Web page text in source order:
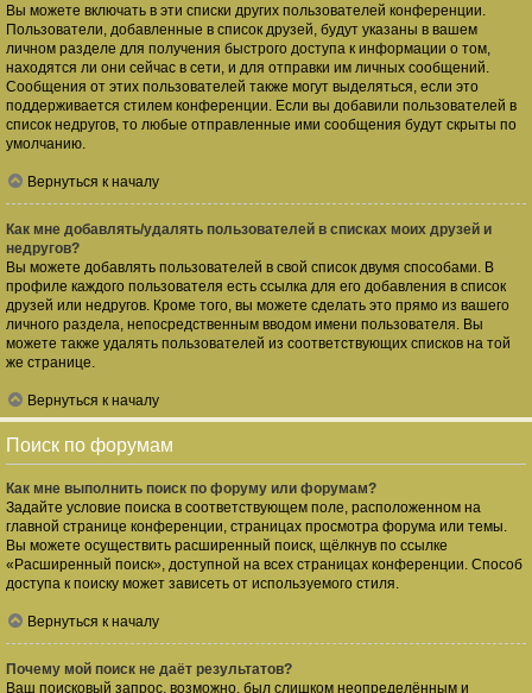
Вы можете включать в эти списки других пользователей конференции.
Пользователи, добавленные в список друзей, будут указаны в вашем
личном разделе для получения быстрого доступа к информации о том,
находятся ли они сейчас в сети, и для отправки им личных сообщений.
Сообщения от этих пользователей также могут выделяться, если это
поддерживается стилем конференции. Если вы добавили пользователей в
список недругов, то любые отправленные ими сообщения будут скрыты по
умолчанию.
Вернуться к началу
Как мне добавлять/удалять пользователей в списках моих друзей и
недругов?
Вы можете добавлять пользователей в свой список двумя способами. В
профиле каждого пользователя есть ссылка для его добавления в список
друзей или недругов. Кроме того, вы можете сделать это прямо из вашего
личного раздела, непосредственным вводом имени пользователя. Вы
можете также удалять пользователей из соответствующих списков на той
же странице.
Вернуться к началу
Поиск по форумам
Как мне выполнить поиск по форуму или форумам?
Задайте условие поиска в соответствующем поле, расположенном на
главной странице конференции, страницах просмотра форума или темы.
Вы можете осуществить расширенный поиск, щёлкнув по ссылке
«Расширенный поиск», доступной на всех страницах конференции. Способ
доступа к поиску может зависеть от используемого стиля.
Вернуться к началу
Почему мой поиск не даёт результатов?
Ваш поисковый запрос, возможно, был слишком неопределённым и